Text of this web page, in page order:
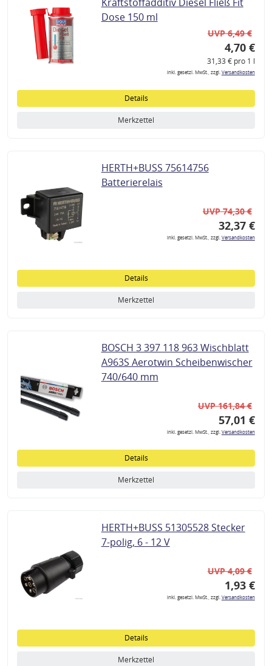
Dose 150 ml
UVP 6,49 €
4,70 €
31,33 € pro 1 l
inkl. gesetzl. MwSt., zzgl.Versandkosten
Details
Merkzettel
HERTH+BUSS 75614756
Batterierelais
UVP 74,30 €
32,37 €
inkl. gesetzl. MwSt., zzgl.Versandkosten
Details
Merkzettel
BOSCH 3 397 118 963 Wischblatt
A963S Aerotwin Scheibenwischer
740/640 mm
UVP 161,84 €
57,01 €
inkl. gesetzl. MwSt., zzgl.Versandkosten
Details
Merkzettel
HERTH+BUSS 51305528 Stecker
7-polig, 6 - 12 V
UVP 4,09 €
1,93 €
inkl. gesetzl. MwSt., zzgl.Versandkosten
Details
Merkzettel